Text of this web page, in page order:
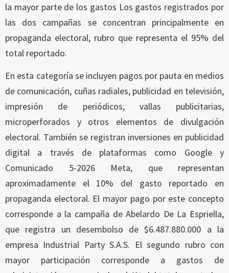
la mayor parte de los gastos Los gastos registrados por
las dos campañas se concentran principalmente en
propaganda electoral, rubro que representa el 95% del
total reportado.
En esta categoría se incluyen pagos por pauta en medios
de comunicación, cuñas radiales, publicidad en televisión,
impresión de periódicos, vallas publicitarias,
microperforados y otros elementos de divulgación
electoral. También se registran inversiones en publicidad
digital a través de plataformas como Google y
Comunicado 5-2026 Meta, que representan
aproximadamente el 10% del gasto reportado en
propaganda electoral. El mayor pago por este concepto
corresponde a la campaña de Abelardo De La Espriella,
que registra un desembolso de $6.487.880.000 a la
empresa Industrial Party S.A.S. El segundo rubro con
mayor participación corresponde a gastos de